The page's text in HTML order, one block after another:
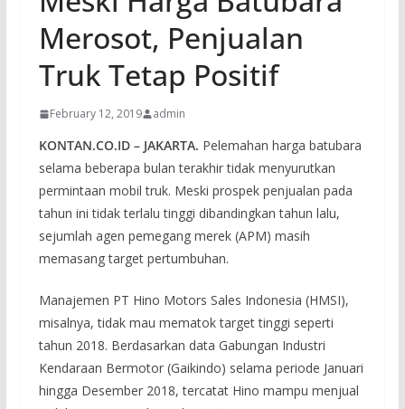
Merosot, Penjualan
Truk Tetap Positif
February 12, 2019 admin
KONTAN.CO.ID – JAKARTA. Pelemahan harga batubara
selama beberapa bulan terakhir tidak menyurutkan
permintaan mobil truk. Meski prospek penjualan pada
tahun ini tidak terlalu tinggi dibandingkan tahun lalu,
sejumlah agen pemegang merek (APM) masih
memasang target pertumbuhan.
Manajemen PT Hino Motors Sales Indonesia (HMSI),
misalnya, tidak mau mematok target tinggi seperti
tahun 2018. Berdasarkan data Gabungan Industri
Kendaraan Bermotor (Gaikindo) selama periode Januari
hingga Desember 2018, tercatat Hino mampu menjual